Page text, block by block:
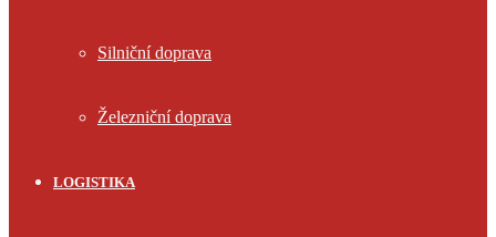
Silniční doprava
Železniční doprava
LOGISTIKA